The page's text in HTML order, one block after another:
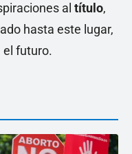
al título,
hasta este lugar,
el futuro.